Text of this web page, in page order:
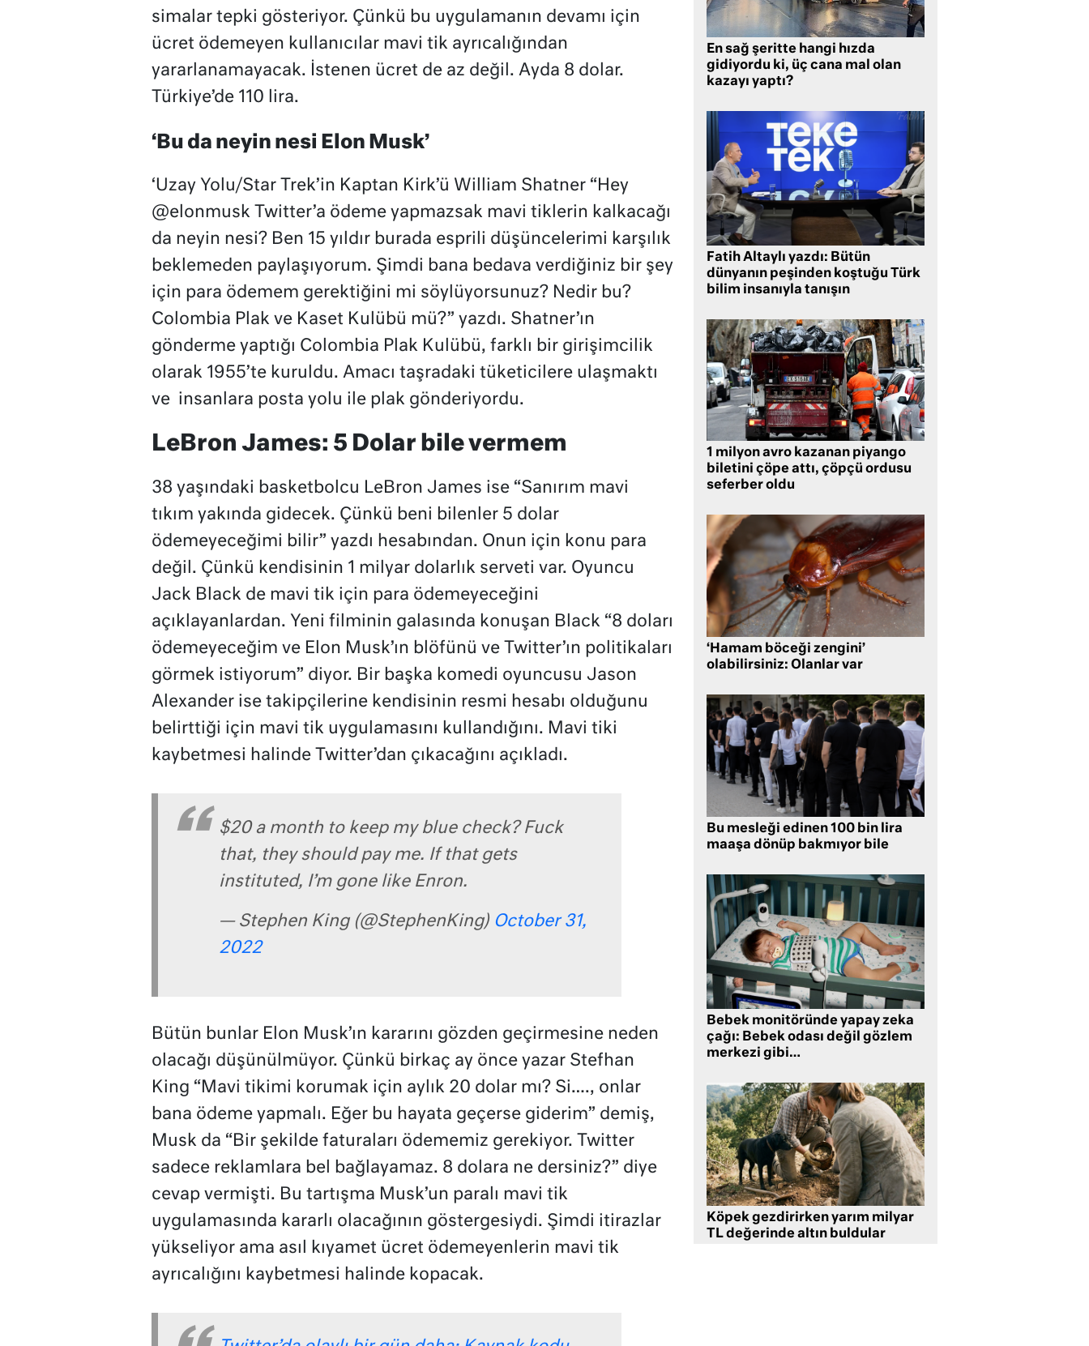
simalar tepki gösteriyor. Çünkü bu uygulamanın devamı için
ücret ödemeyen kullanıcılar mavi tik ayrıcalığından
yararlanamayacak. İstenen ücret de az değil. Ayda 8 dolar.
Türkiye’de 110 lira.
‘Bu da neyin nesi Elon Musk’
‘Uzay Yolu/Star Trek’in Kaptan Kirk’ü William Shatner “Hey
@elonmusk Twitter’a ödeme yapmazsak mavi tiklerin kalkacağı
da neyin nesi? Ben 15 yıldır burada esprili düşüncelerimi karşılık
beklemeden paylaşıyorum. Şimdi bana bedava verdiğiniz bir şey
için para ödemem gerektiğini mi söylüyorsunuz? Nedir bu?
Colombia Plak ve Kaset Kulübü mü?” yazdı. Shatner’ın
gönderme yaptığı Colombia Plak Kulübü, farklı bir girişimcilik
olarak 1955’te kuruldu. Amacı taşradaki tüketicilere ulaşmaktı
ve insanlara posta yolu ile plak gönderiyordu.
LeBron James: 5 Dolar bile vermem
38 yaşındaki basketbolcu LeBron James ise “Sanırım mavi
tıkım yakında gidecek. Çünkü beni bilenler 5 dolar
ödemeyeceğimi bilir” yazdı hesabından. Onun için konu para
değil. Çünkü kendisinin 1 milyar dolarlık serveti var. Oyuncu
Jack Black de mavi tik için para ödemeyeceğini
açıklayanlardan. Yeni filminin galasında konuşan Black “8 doları
ödemeyeceğim ve Elon Musk’ın blöfünü ve Twitter’ın politikaları
görmek istiyorum” diyor. Bir başka komedi oyuncusu Jason
Alexander ise takipçilerine kendisinin resmi hesabı olduğunu
belirttiği için mavi tik uygulamasını kullandığını. Mavi tiki
kaybetmesi halinde Twitter’dan çıkacağını açıkladı.
$20 a month to keep my blue check? Fuck
that, they should pay me. If that gets
instituted, I’m gone like Enron.
— Stephen King (@StephenKing) October 31,
2022
Bütün bunlar Elon Musk’ın kararını gözden geçirmesine neden
olacağı düşünülmüyor. Çünkü birkaç ay önce yazar Stefhan
King “Mavi tikimi korumak için aylık 20 dolar mı? Si…., onlar
bana ödeme yapmalı. Eğer bu hayata geçerse giderim” demiş,
Musk da “Bir şekilde faturaları ödememiz gerekiyor. Twitter
sadece reklamlara bel bağlayamaz. 8 dolara ne dersiniz?” diye
cevap vermişti. Bu tartışma Musk’un paralı mavi tik
uygulamasında kararlı olacağının göstergesiydi. Şimdi itirazlar
yükseliyor ama asıl kıyamet ücret ödemeyenlerin mavi tik
ayrıcalığını kaybetmesi halinde kopacak.
En sağ şeritte hangi hızda
gidiyordu ki, üç cana mal olan
kazayı yaptı?
Fatih Altaylı yazdı: Bütün
dünyanın peşinden koştuğu Türk
bilim insanıyla tanışın
1 milyon avro kazanan piyango
biletini çöpe attı, çöpçü ordusu
seferber oldu
‘Hamam böceği zengini’
olabilirsiniz: Olanlar var
Bu mesleği edinen 100 bin lira
maaşa dönüp bakmıyor bile
Bebek monitöründe yapay zeka
çağı: Bebek odası değil gözlem
merkezi gibi…
Köpek gezdirirken yarım milyar
TL değerinde altın buldular